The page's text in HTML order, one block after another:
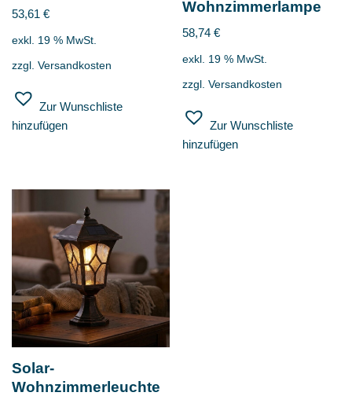
53,61 €
exkl. 19 % MwSt.
zzgl. Versandkosten
Zur Wunschliste
hinzufügen
Wohnzimmerlampe
58,74€
exkl. 19 % MwSt.
zzgl.Versandkosten
Zur Wunschliste
hinzufügen
Solar-
Wohnzimmerleuchte